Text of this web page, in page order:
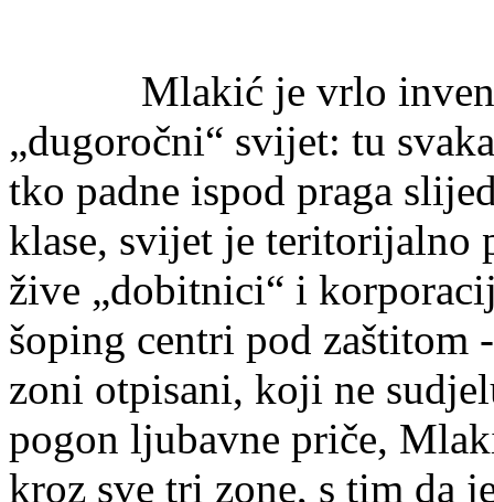
Mlakić je vrlo
„dugoročni“ svijet: tu
tko padne ispod praga
klase, svijet je teritorijalno
žive „dobitnici“ i
šoping centri pod zaštitom
zoni otpisani, koji ne
pogon ljubavne priče,
kroz sve tri zone, s tim da